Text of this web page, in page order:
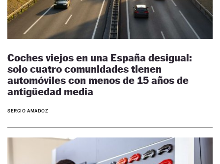
Coches viejos en una España desigual:
solo cuatro comunidades tienen
automóviles con menos de 15 años de
antigüedad media
SERGIO AMADOZ